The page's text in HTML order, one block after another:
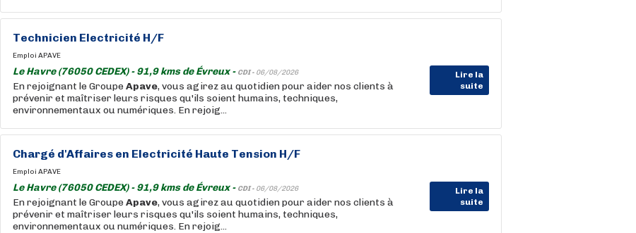
Technicien Electricité H/F
Emploi APAVE
Le Havre (76050 CEDEX) - 91,9 kms de Évreux - CDI - 06/08/2026
Lire la
suite
En rejoignant le GroupeApave, vous agirez au quotidien pour aider nos clients à
prévenir et maîtriser leurs risques qu'ils soient humains, techniques,
environnementaux ou numériques. En rejoig...
Chargé d'Affaires en Electricité Haute Tension H/F
Emploi APAVE
Le Havre (76050 CEDEX) - 91,9 kms de Évreux - CDI - 06/08/2026
Lire la
suite
En rejoignant le GroupeApave, vous agirez au quotidien pour aider nos clients à
prévenir et maîtriser leurs risques qu'ils soient humains, techniques,
environnementaux ou numériques. En rejoig...